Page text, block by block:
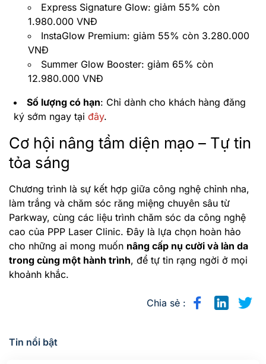
Express Signature Glow: giảm 55% còn
1.980.000 VNĐ
InstaGlow Premium: giảm 55% còn 3.280.000
VNĐ
Summer Glow Booster: giảm 65% còn
12.980.000 VNĐ
Số lượng có hạn: Chỉ dành cho khách hàng đăng
ký sớm ngay tại đây.
Cơ hội nâng tầm diện mạo – Tự tin
tỏa sáng
Chương trình là sự kết hợp giữa công nghệ chỉnh nha,
làm trắng và chăm sóc răng miệng chuyên sâu từ
Parkway, cùng các liệu trình chăm sóc da công nghệ
cao của PPP Laser Clinic. Đây là lựa chọn hoàn hảo
cho những ai mong muốn nâng cấp nụ cười và làn da
trong cùng một hành trình, để tự tin rạng ngời ở mọi
khoảnh khắc.
Chia sẻ :
Tin nổi bật